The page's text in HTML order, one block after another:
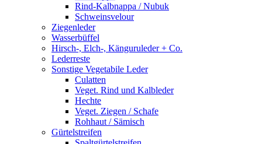
Rind-Kalbnappa / Nubuk
Schweinsvelour
Ziegenleder
Wasserbüffel
Hirsch-, Elch-, Känguruleder + Co.
Lederreste
Sonstige Vegetabile Leder
Culatten
Veget. Rind und Kalbleder
Hechte
Veget. Ziegen / Schafe
Rohhaut / Sämisch
Gürtelstreifen